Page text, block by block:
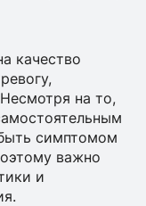
качество
на то,
симптомом
важно
и